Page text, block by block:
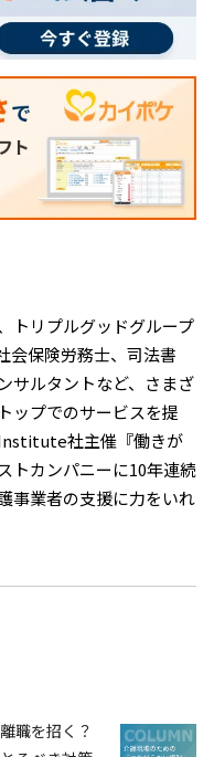
トリプルグッドグループ
会保険労務士、司法書
サルタントなど、さまざ
ップでのサービスを提
社主催『働きが
トカンパニーに10年連続
事業者の支援に力をいれ
職を招く？